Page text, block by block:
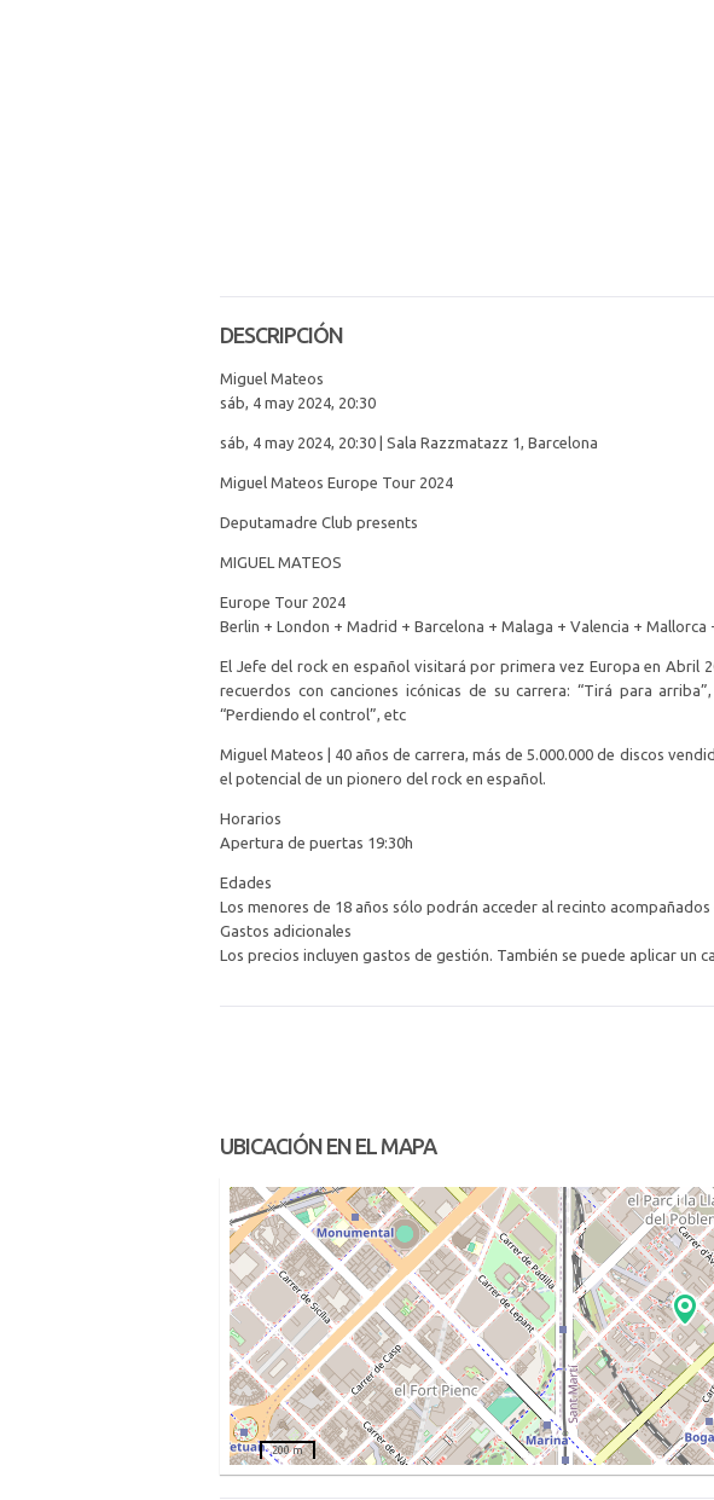
DESCRIPCIÓN
Miguel Mateos
sáb, 4 may 2024, 20:30
sáb, 4 may 2024, 20:30 | Sala Razzmatazz 1, Barcelona
Miguel Mateos Europe Tour 2024
Deputamadre Club presents
MIGUEL MATEOS
Europe Tour 2024
Berlin + London + Madrid + Barcelona + Malaga + Valencia + Mallorca
El Jefe del rock en español visitará por primera vez Europa en Abril
recuerdos con canciones icónicas de su carrera: “Tirá para
“Perdiendo el control”, etc
Miguel Mateos | 40 años de carrera, más de 5.000.000 de discos
el potencial de un pionero del rock en español.
Horarios
Apertura de puertas 19:30h
Edades
Los menores de 18 años sólo podrán acceder al recinto
Gastos adicionales
Los precios incluyen gastos de gestión. También se puede aplicar un
UBICACIÓN EN EL MAPA
200 m